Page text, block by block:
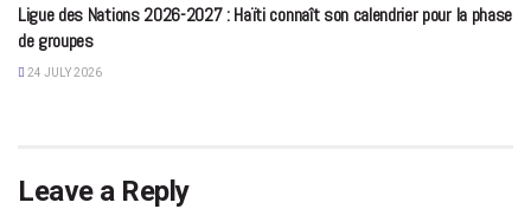
Ligue des Nations 2026-2027 : Haïti connaît son calendrier pour la phase
de groupes
24 JULY 2026
Leave a Reply